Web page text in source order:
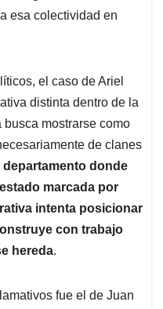
esa colectividad en
el caso de Ariel
distinta dentro de la
mostrarse como
de clanes
departamento donde
marcada por
intenta posicionar
con trabajo
hereda.
fue el de Juan